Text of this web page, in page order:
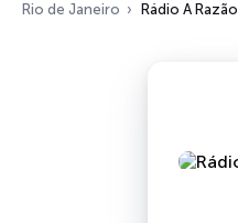
Rio de Janeiro
Rádio A Razão